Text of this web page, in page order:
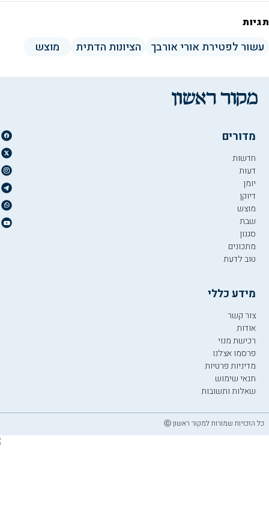
תגיות
עשור לפטירת אורי אורבך הציונות הדתית מוצש
מדורים
חדשות
דעות
יומן
דיוקן
מוצש
שבת
סגנון
מתכונים
טוב לדעת
מידע כללי
צור קשר
אודות
רכישת מנוי
פרסמו אצלנו
מדיניות פרטיות
תנאי שימוש
שאלות ותשובות
כל הזכויות שמורות למקור ראשון ⓒ